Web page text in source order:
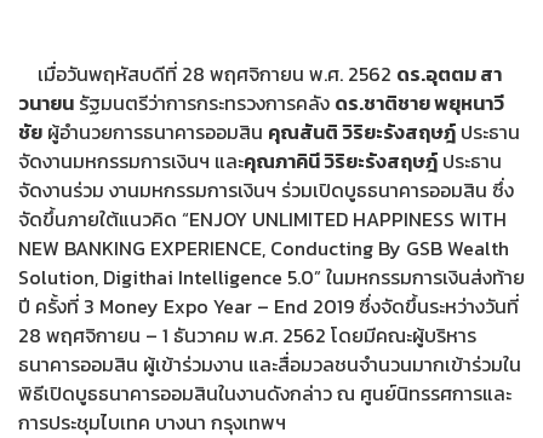
เมื่อวันพฤหัสบดีที่ 28 พฤศจิกายน พ.ศ. 2562 ดร.อุตตม สา
วนายน รัฐมนตรีว่าการกระทรวงการคลัง ดร.ชาติชาย พยุหนาวี
ชัย ผู้อำนวยการธนาคารออมสิน คุณสันติ วิริยะรังสฤษฎ์ ประธาน
จัดงานมหกรรมการเงินฯ และคุณภาคินี วิริยะรังสฤษฎ์ ประธาน
จัดงานร่วม งานมหกรรมการเงินฯ ร่วมเปิดบูธธนาคารออมสิน ซึ่ง
จัดขึ้นภายใต้แนวคิด “ENJOY UNLIMITED HAPPINESS WITH
NEW BANKING EXPERIENCE, Conducting By GSB Wealth
Solution, Digithai Intelligence 5.0” ในมหกรรมการเงินส่งท้าย
ปี ครั้งที่ 3 Money Expo Year – End 2019 ซึ่งจัดขึ้นระหว่างวันที่
28 พฤศจิกายน – 1 ธันวาคม พ.ศ. 2562 โดยมีคณะผู้บริหาร
ธนาคารออมสิน ผู้เข้าร่วมงาน และสื่อมวลชนจำนวนมากเข้าร่วมใน
พิธีเปิดบูธธนาคารออมสินในงานดังกล่าว ณ ศูนย์นิทรรศการและ
การประชุมไบเทค บางนา กรุงเทพฯ